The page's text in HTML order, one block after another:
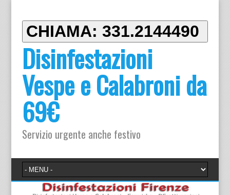
CHIAMA: 331.2144490
Disinfestazioni
Vespe e Calabroni da
69€
Servizio urgente anche festivo